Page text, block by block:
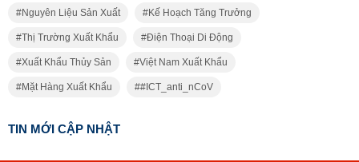
Nguyên Liệu Sản Xuất Kế Hoạch Tăng Trưởng
Thị Trường Xuất Khẩu Điện Thoại Di Động
Xuất Khẩu Thủy Sản Việt Nam Xuất Khẩu
Mặt Hàng Xuất Khẩu #ICT_anti_nCoV
TIN MỚI CẬP NHẬT